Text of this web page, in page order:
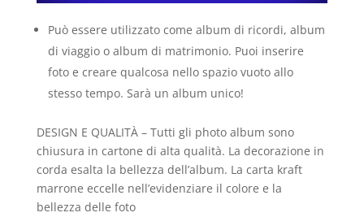
Può essere utilizzato come album di ricordi, album
di viaggio o album di matrimonio. Puoi inserire
foto e creare qualcosa nello spazio vuoto allo
stesso tempo. Sarà un album unico!
DESIGN E QUALITÀ – Tutti gli photo album sono
chiusura in cartone di alta qualità. La decorazione in
corda esalta la bellezza dell’album. La carta kraft
marrone eccelle nell’evidenziare il colore e la
bellezza delle foto